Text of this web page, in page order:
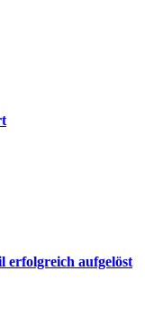
erfolgreich aufgelöst